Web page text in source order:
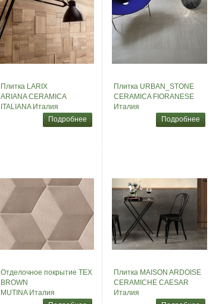
Плитка LARIX
ARIANA CERAMICA
ITALIANA Италия
Подробнее
Плитка URBAN_STONE
CERAMICA FIORANESE
Италия
Подробнее
Отделочное покрытие TEX
BROWN
MUTINA Италия
Плитка MAISON ARDOISE
CERAMICHE CAESAR
Италия